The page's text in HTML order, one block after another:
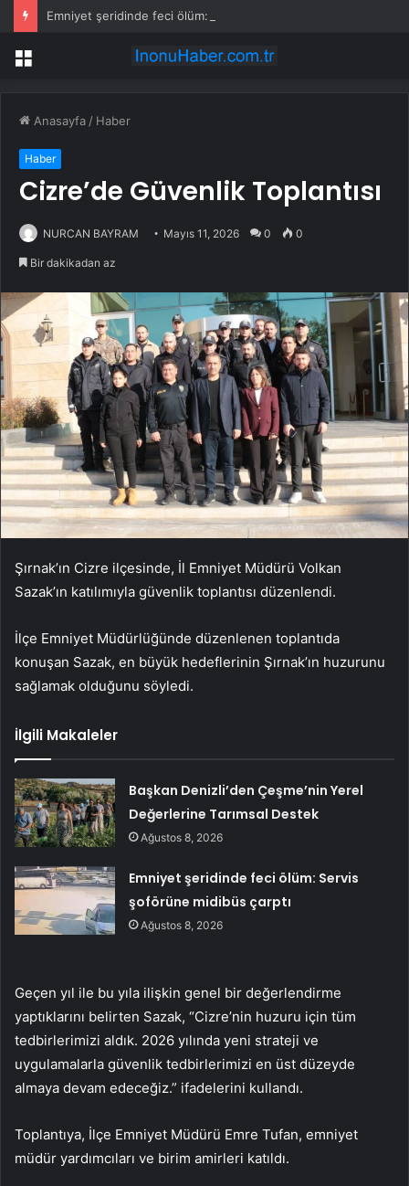
Menü
Anasayfa / Haber
Haber
Cizre’de Güvenlik Toplantısı
NURCAN BAYRAM Mayıs 11, 2026 0 0
Bir dakikadan az
Şırnak’ın Cizre ilçesinde, İl Emniyet Müdürü Volkan
Sazak’ın katılımıyla güvenlik toplantısı düzenlendi.
İlçe Emniyet Müdürlüğünde düzenlenen toplantıda
konuşan Sazak, en büyük hedeflerinin Şırnak’ın huzurunu
sağlamak olduğunu söyledi.
İlgili Makaleler
Başkan Denizli’den Çeşme’nin Yerel
Değerlerine Tarımsal Destek
Ağustos 8, 2026
Emniyet şeridinde feci ölüm: Servis
şoförüne midibüs çarptı
Ağustos 8, 2026
Geçen yıl ile bu yıla ilişkin genel bir değerlendirme
yaptıklarını belirten Sazak, “Cizre’nin huzuru için tüm
tedbirlerimizi aldık. 2026 yılında yeni strateji ve
uygulamalarla güvenlik tedbirlerimizi en üst düzeyde
almaya devam edeceğiz.” ifadelerini kullandı.
Toplantıya, İlçe Emniyet Müdürü Emre Tufan, emniyet
müdür yardımcıları ve birim amirleri katıldı.